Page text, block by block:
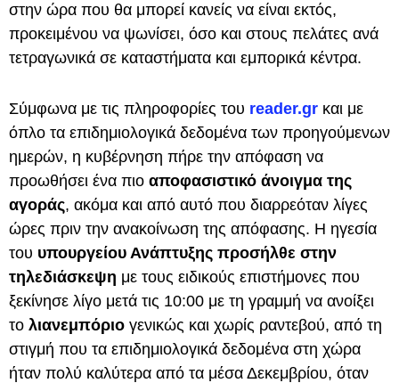
στην ώρα που θα μπορεί κανείς να είναι εκτός,
προκειμένου να ψωνίσει, όσο και στους πελάτες ανά
τετραγωνικά σε καταστήματα και εμπορικά κέντρα.
Σύμφωνα με τις πληροφορίες του reader.gr και με
όπλο τα επιδημιολογικά δεδομένα των προηγούμενων
ημερών, η κυβέρνηση πήρε την απόφαση να
προωθήσει ένα πιο αποφασιστικό άνοιγμα της
αγοράς, ακόμα και από αυτό που διαρρεόταν λίγες
ώρες πριν την ανακοίνωση της απόφασης. Η ηγεσία
του υπουργείου Ανάπτυξης προσήλθε στην
τηλεδιάσκεψη με τους ειδικούς επιστήμονες που
ξεκίνησε λίγο μετά τις 10:00 με τη γραμμή να ανοίξει
το λιανεμπόριο γενικώς και χωρίς ραντεβού, από τη
στιγμή που τα επιδημιολογικά δεδομένα στη χώρα
ήταν πολύ καλύτερα από τα μέσα Δεκεμβρίου, όταν